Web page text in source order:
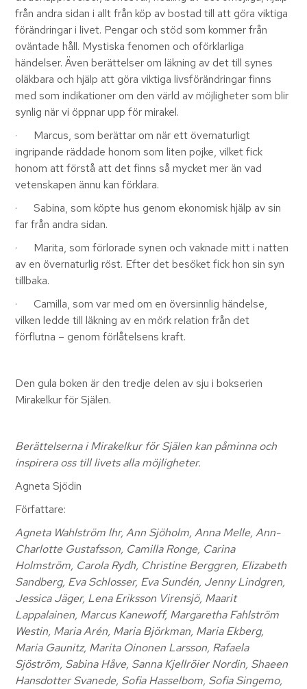
från andra sidan i allt från köp av bostad till att göra viktiga
förändringar i livet. Pengar och stöd som kommer från
oväntade håll. Mystiska fenomen och oförklarliga
händelser. Även berättelser om läkning av det till synes
oläkbara och hjälp att göra viktiga livsförändringar finns
med som indikationer om den värld av möjligheter som blir
synlig när vi öppnar upp för mirakel.
· Marcus, som berättar om när ett övernaturligt
ingripande räddade honom som liten pojke, vilket fick
honom att förstå att det finns så mycket mer än vad
vetenskapen ännu kan förklara.
· Sabina, som köpte hus genom ekonomisk hjälp av sin
far från andra sidan.
· Marita, som förlorade synen och vaknade mitt i natten
av en övernaturlig röst. Efter det besöket fick hon sin syn
tillbaka.
· Camilla, som var med om en översinnlig händelse,
vilken ledde till läkning av en mörk relation från det
förflutna – genom förlåtelsens kraft.
Den gula boken är den tredje delen av sju i bokserien
Mirakelkur för Själen.
Berättelserna i Mirakelkur för Själen kan påminna och
inspirera oss till livets alla möjligheter.
​Agneta Sjödin
Författare:
Agneta Wahlström lhr, Ann Sjöholm, Anna Melle, Ann-
Charlotte Gustafsson, Camilla Ronge, Carina
Holmström, Carola Rydh, Christine Berggren, Elizabeth
Sandberg, Eva Schlosser, Eva Sundén, Jenny Lindgren,
Jessica Jäger, Lena Eriksson Virensjö, Maarit
Lappalainen, Marcus Kanewoff, Margaretha Fahlström
Westin, Maria Arén, Maria Björkman, Maria Ekberg,
Maria Gaunitz, Marita Oinonen Larsson, Rafaela
Sjöström, Sabina Håve, Sanna Kjellröier Nordin, Shaeen
Hansdotter Svanede, Sofia Hasselbom, Sofia Singemo,